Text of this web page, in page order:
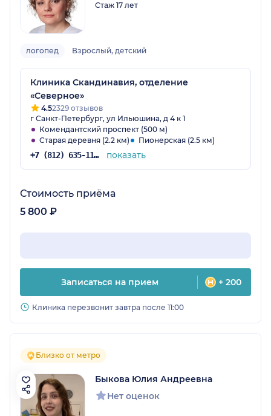
Стаж 17 лет
логопед Взрослый, детский
Клиника Скандинавия, отделение
«Северное»
4.52329 отзывов
г Санкт-Петербург, ул Ильюшина, д 4 к 1
Комендантский проспект (500 м)
Старая деревня (2.2 км)
Пионерская (2.5 км)
+7 (812) 635-11-79 показать
Стоимость приёма
5 800 ₽
Записаться на прием + 200
Клиника перезвонит завтра после 11:00
Близко от метро
Быкова Юлия Андреевна
Нет оценок